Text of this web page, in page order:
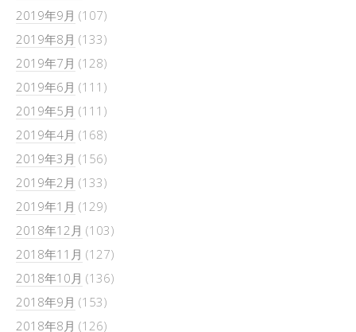
2019年9月 (107)
2019年8月 (133)
2019年7月 (128)
2019年6月 (111)
2019年5月 (111)
2019年4月 (168)
2019年3月 (156)
2019年2月 (133)
2019年1月 (129)
2018年12月 (103)
2018年11月 (127)
2018年10月 (136)
2018年9月 (153)
2018年8月 (126)